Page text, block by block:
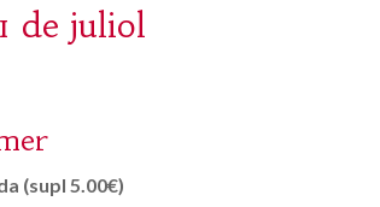
de juliol
(supl 5.00€)